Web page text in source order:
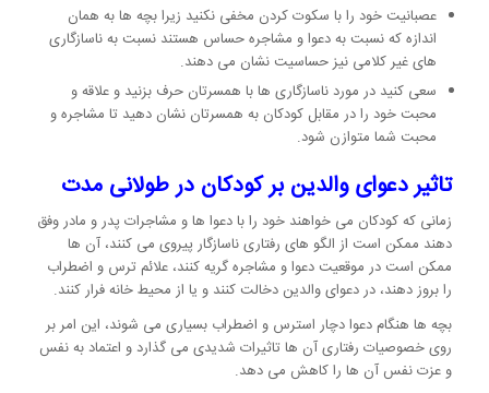
عصبانیت خود را با سکوت کردن مخفی نکنید زیرا بچه ها به همان
اندازه که نسبت به دعوا و مشاجره حساس هستند نسبت به ناسازگاری
های غیر کلامی نیز حساسیت نشان می دهند.
سعی کنید در مورد ناسازگاری ها با همسرتان حرف بزنید و علاقه و
محبت خود را در مقابل کودکان به همسرتان نشان دهید تا مشاجره و
محبت شما متوازن شود.
تاثیر دعوای والدین بر کودکان در طولانی مدت
زمانی که کودکان می خواهند خود را با دعوا ها و مشاجرات پدر و مادر وفق
دهند ممکن است از الگو های رفتاری ناسازگار پیروی می کنند، آن ها
ممکن است در موقعیت دعوا و مشاجره گریه کنند، علائم ترس و اضطراب
را بروز دهند، در دعوای والدین دخالت کنند و یا از محیط خانه فرار کنند.
بچه ها هنگام دعوا دچار استرس و اضطراب بسیاری می شوند، این امر بر
روی خصوصیات رفتاری آن ها تاثیرات شدیدی می گذارد و اعتماد به نفس
و عزت نفس آن ها را کاهش می دهد.